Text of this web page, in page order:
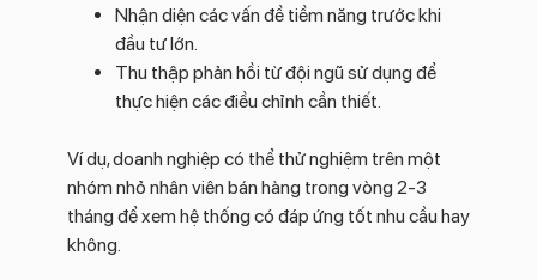
Nhận diện các vấn đề tiềm năng trước khi
đầu tư lớn.
Thu thập phản hồi từ đội ngũ sử dụng để
thực hiện các điều chỉnh cần thiết.
Ví dụ, doanh nghiệp có thể thử nghiệm trên một
nhóm nhỏ nhân viên bán hàng trong vòng 2-3
tháng để xem hệ thống có đáp ứng tốt nhu cầu hay
không.